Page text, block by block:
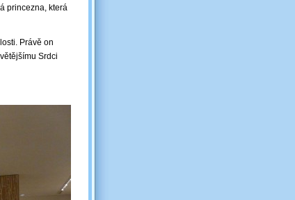
princezna, která
Právě on
Srdci